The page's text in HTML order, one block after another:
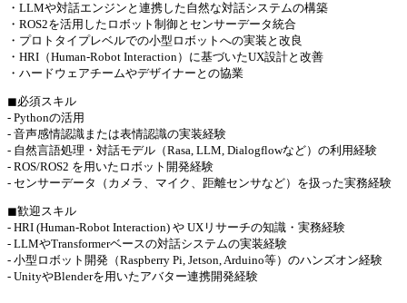
・LLMや対話エンジンと連携した自然な対話システムの構築
・ROS2を活用したロボット制御とセンサーデータ統合
・プロトタイプレベルでの小型ロボットへの実装と改良
・HRI（Human-Robot Interaction）に基づいたUX設計と改善
・ハードウェアチームやデザイナーとの協業
◼︎必須スキル
- Pythonの活用
- 音声感情認識または表情認識の実装経験
- 自然言語処理・対話モデル（Rasa, LLM, Dialogflowなど）の利用経験
- ROS/ROS2 を用いたロボット開発経験
- センサーデータ（カメラ、マイク、距離センサなど）を扱った実務経験
◼︎歓迎スキル
- HRI (Human-Robot Interaction) や UXリサーチの知識・実務経験
- LLMやTransformerベースの対話システムの実装経験
- 小型ロボット開発（Raspberry Pi, Jetson, Arduino等）のハンズオン経験
- UnityやBlenderを用いたアバター連携開発経験